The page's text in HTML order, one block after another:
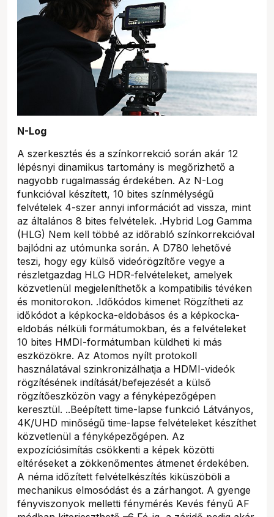
N-Log
A szerkesztés és a színkorrekció során akár 12
lépésnyi dinamikus tartomány is megőrizhető a
nagyobb rugalmasság érdekében. Az N-Log
funkcióval készített, 10 bites színmélységű
felvételek 4-szer annyi információt ad vissza, mint
az általános 8 bites felvételek. .Hybrid Log Gamma
(HLG) Nem kell többé az időrabló színkorrekcióval
bajlódni az utómunka során. A D780 lehetővé
teszi, hogy egy külső videórögzítőre vegye a
részletgazdag HLG HDR-felvételeket, amelyek
közvetlenül megjeleníthetők a kompatibilis tévéken
és monitorokon. .Időkódos kimenet Rögzítheti az
időkódot a képkocka-eldobásos és a képkocka-
eldobás nélküli formátumokban, és a felvételeket
10 bites HMDI-formátumban küldheti ki más
eszközökre. Az Atomos nyílt protokoll
használatával szinkronizálhatja a HDMI-videók
rögzítésének indítását/befejezését a külső
rögzítőeszközön vagy a fényképezőgépen
keresztül. ..Beépített time-lapse funkció Látványos,
4K/UHD minőségű time-lapse felvételeket készíthet
közvetlenül a fényképezőgépen. Az
expozíciósimítás csökkenti a képek közötti
eltéréseket a zökkenőmentes átmenet érdekében.
A néma időzített felvételkészítés kiküszöböli a
mechanikus elmosódást és a zárhangot. A gyenge
fényviszonyok melletti fénymérés Kevés fényű AF